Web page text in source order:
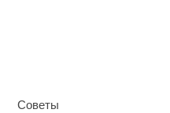
Советы